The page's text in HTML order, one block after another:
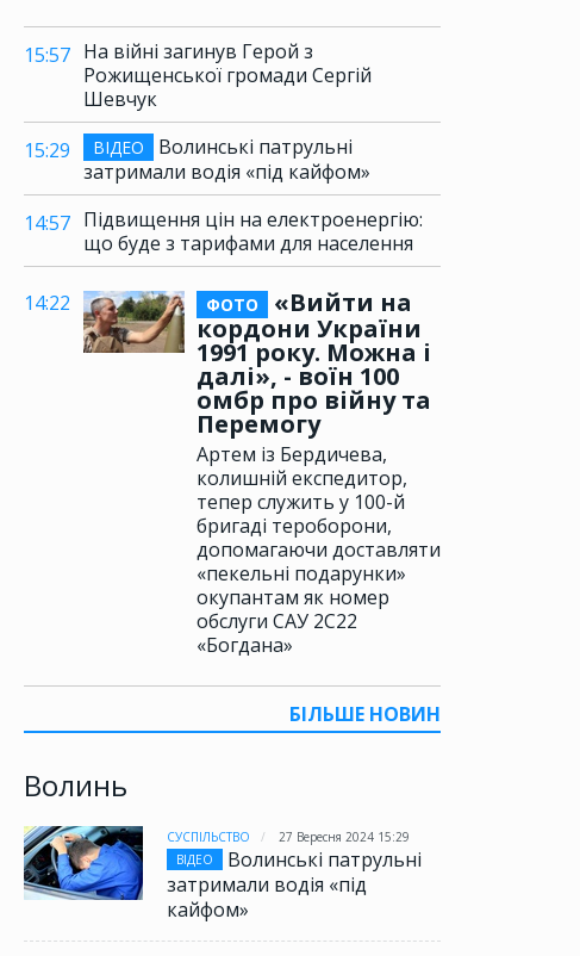
15:57 На війні загинув Герой з
Рожищенської громади Сергій
Шевчук
15:29
ВІДЕО
Волинські патрульні
затримали водія «під кайфом»
14:57 Підвищення цін на електроенергію:
що буде з тарифами для населення
14:22 ФОТО
«Вийти на
кордони України
1991 року. Можна і
далі», - воїн 100
омбр про війну та
Перемогу
Артем із Бердичева,
колишній експедитор,
тепер служить у 100-й
бригаді тероборони,
допомагаючи доставляти
«пекельні подарунки»
окупантам як номер
обслуги САУ 2С22
«Богдана»
БІЛЬШЕ НОВИН
Волинь
СУСПІЛЬСТВО
27 Вересня 2024 15:29
ВІДЕО
Волинські патрульні
затримали водія «під
кайфом»